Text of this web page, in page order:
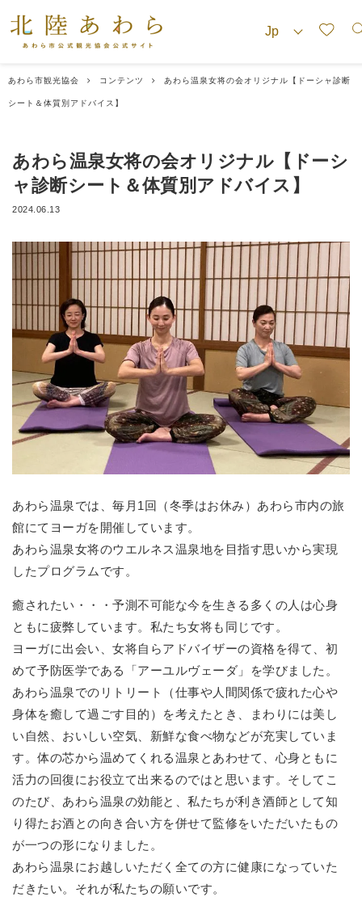
あわら市観光協会 コンテンツ あわら温泉女将の会オリジナル【ドーシャ診断
シート＆体質別アドバイス】
あわら温泉女将の会オリジナル【ドーシ
ャ診断シート＆体質別アドバイス】
2024.06.13
あわら温泉では、毎月1回（冬季はお休み）あわら市内の旅
館にてヨーガを開催しています。
あわら温泉女将のウエルネス温泉地を目指す思いから実現
したプログラムです。
癒されたい・・・予測不可能な今を生きる多くの人は心身
ともに疲弊しています。私たち女将も同じです。
ヨーガに出会い、女将自らアドバイザーの資格を得て、初
めて予防医学である「アーユルヴェーダ」を学びました。
あわら温泉でのリトリート（仕事や人間関係で疲れた心や
身体を癒して過ごす目的）を考えたとき、まわりには美し
い自然、おいしい空気、新鮮な食べ物などが充実していま
す。体の芯から温めてくれる温泉とあわせて、心身ともに
活力の回復にお役立て出来るのではと思います。そしてこ
のたび、あわら温泉の効能と、私たちが利き酒師として知
り得たお酒との向き合い方を併せて監修をいただいたもの
が一つの形になりました。
あわら温泉にお越しいただく全ての方に健康になっていた
だきたい。それが私たちの願いです。